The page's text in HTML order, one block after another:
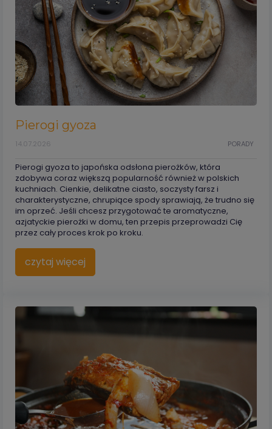
Pierogi gyoza
PORADY
14.07.2026
Pierogi gyoza to japońska odsłona pierożków, która
zdobywa coraz większą popularność również w polskich
kuchniach. Cienkie, delikatne ciasto, soczysty farsz i
charakterystyczne, chrupiące spody sprawiają, że trudno się
im oprzeć. Jeśli chcesz przygotować te aromatyczne,
azjatyckie pierożki w domu, ten przepis przeprowadzi Cię
przez cały proces krok po kroku.
czytaj więcej